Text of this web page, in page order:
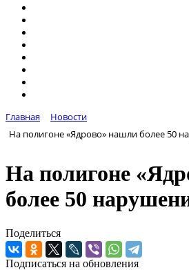
Главная
Новости
На полигоне «Ядрово» нашли более 50
На полигоне
более 50
Поделиться
Подписаться на обновления